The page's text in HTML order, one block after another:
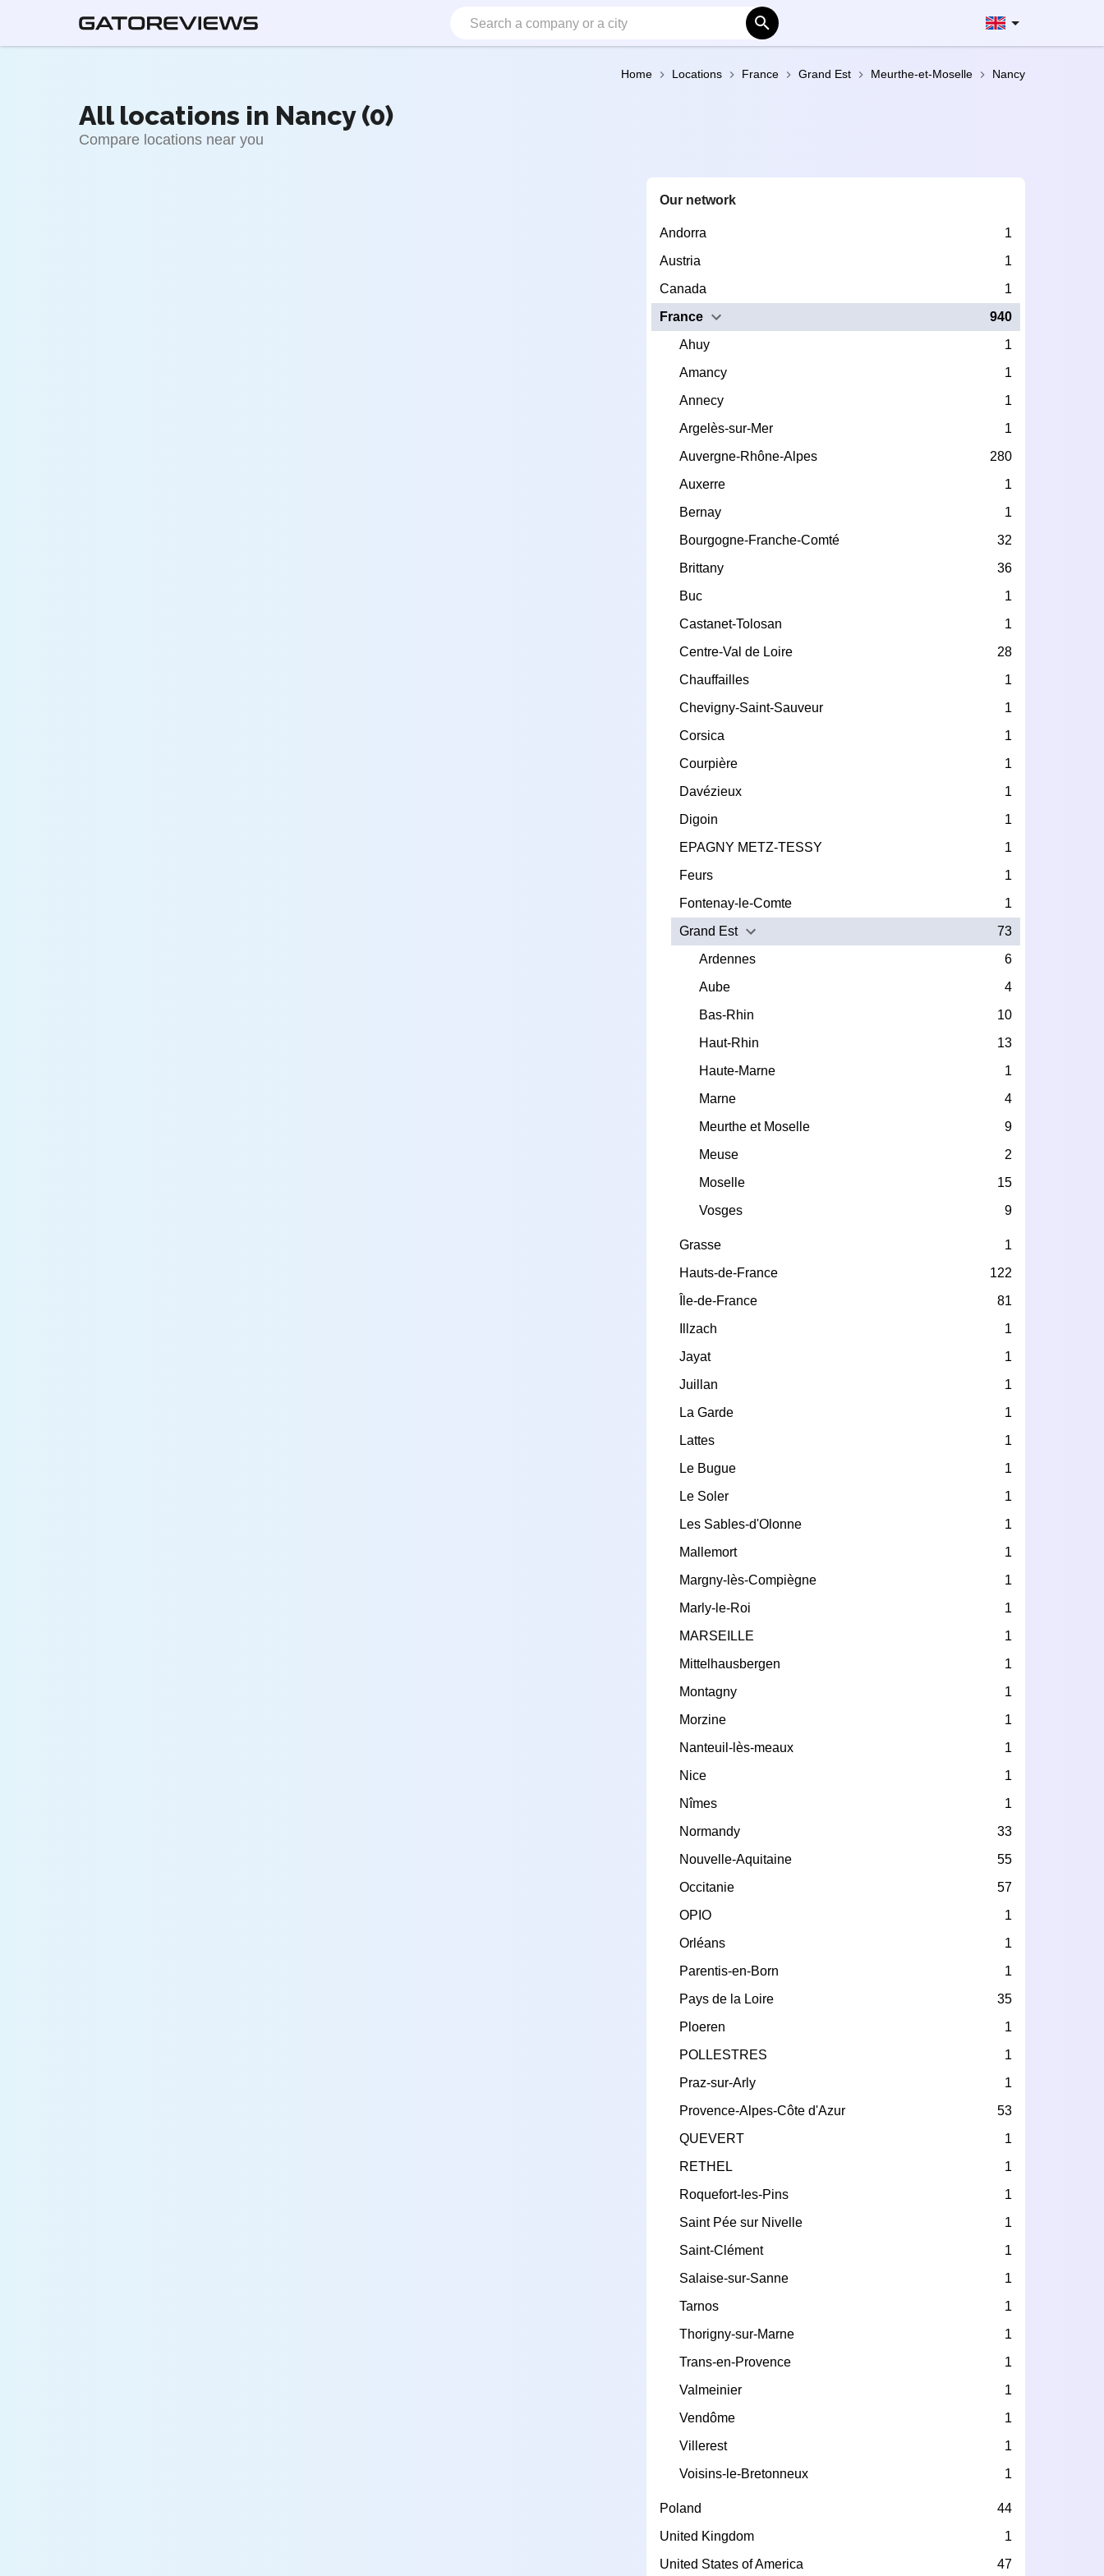
Home Locations France Grand Est Meurthe-et-Moselle Nancy
All locations in Nancy (0)
Compare locations near you
Our network
Andorra
1
Austria
1
Canada
1
France
940
Ahuy
1
Amancy
1
Annecy
1
Argelès-sur-Mer
1
Auvergne-Rhône-Alpes
280
Auxerre
1
Bernay
1
Bourgogne-Franche-Comté
32
Brittany
36
Buc
1
Castanet-Tolosan
1
Centre-Val de Loire
28
Chauffailles
1
Chevigny-Saint-Sauveur
1
Corsica
1
Courpière
1
Davézieux
1
Digoin
1
EPAGNY METZ-TESSY
1
Feurs
1
Fontenay-le-Comte
1
Grand Est
73
Ardennes
6
Aube
4
Bas-Rhin
10
Haut-Rhin
13
Haute-Marne
1
Marne
4
Meurthe et Moselle
9
Meuse
2
Moselle
15
Vosges
9
Grasse
1
Hauts-de-France
122
Île-de-France
81
Illzach
1
Jayat
1
Juillan
1
La Garde
1
Lattes
1
Le Bugue
1
Le Soler
1
Les Sables-d'Olonne
1
Mallemort
1
Margny-lès-Compiègne
1
Marly-le-Roi
1
MARSEILLE
1
Mittelhausbergen
1
Montagny
1
Morzine
1
Nanteuil-lès-meaux
1
Nice
1
Nîmes
1
Normandy
33
Nouvelle-Aquitaine
55
Occitanie
57
OPIO
1
Orléans
1
Parentis-en-Born
1
Pays de la Loire
35
Ploeren
1
POLLESTRES
1
Praz-sur-Arly
1
Provence-Alpes-Côte d'Azur
53
QUEVERT
1
RETHEL
1
Roquefort-les-Pins
1
Saint Pée sur Nivelle
1
Saint-Clément
1
Salaise-sur-Sanne
1
Tarnos
1
Thorigny-sur-Marne
1
Trans-en-Provence
1
Valmeinier
1
Vendôme
1
Villerest
1
Voisins-le-Bretonneux
1
Poland
44
United Kingdom
1
United States of America
47